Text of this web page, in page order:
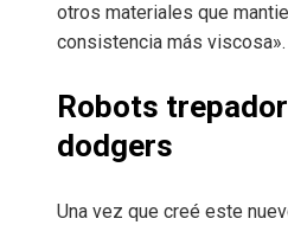
otros materiales que
consistencia más viscosa».
Robots
dodgers
Una vez que creé este